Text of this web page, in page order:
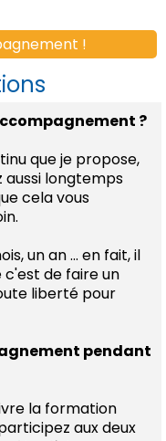
!
?
que je propose,
aussi longtemps
cela vous
un an ... en fait, il
c'est de faire un
liberté pour
pendant
la formation
aux deux